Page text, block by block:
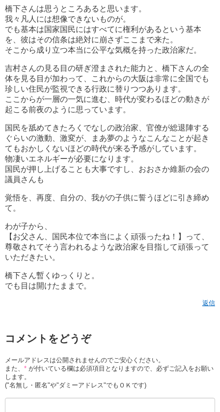
橋下さんは思うところあると思います。
我々凡人には想像できないものが。
でも基本は国家国民にはすべてに権利があるという基本
を、彼はその信条は絶対に崩さずここまで来た。
そこから成り立つ本当に公平な気概を持った政治家だ。
吉村さんの見る目の研ぎ澄まされた能力と、橋下さんの全
体を見る目が加わって、これからの大阪は非常に全国でも
珍しい住民が監視できる行政に替りつつあります。
ここからが一層の一気に進む、時代が変わるほどの動きが
起こる前夜のように思っています。
国民を舐めてきたろくでなしの政治家、官僚が総退陣する
ぐらいの激動、激変が、まあ夢のようなこんなことが起き
てもおかしくないほどの時代が来る予感がしています。
物凄いエネルギーが必要になります。
国民が押し上げることも大事ですし、おおさか維新の会の
議員さんも
覚悟を、再度、自分の、我がの子供に誓うほどに引き締め
て。
わが子から、
【お父さん、国民本位で本当によく頑張ったね！】って、
尊敬されてそう言われるような政治家を目指して頑張って
いただきたい。
橋下さん暫くゆっくりと。
でも目は開けたままで。
返信
コメントをどうぞ
メールアドレスは公開されませんのでご安心ください。
また、 * が付いている欄は必須項目となりますので、必ずご記入をお願い
します。
("名無し・匿名"や"ダミーアドレス"でもＯＫです)